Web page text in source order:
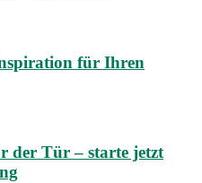
für Ihren
der Tür – starte jetzt